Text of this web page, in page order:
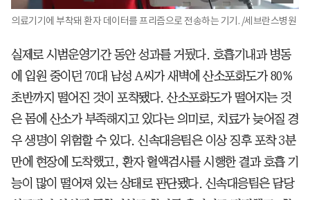
의료기기에 부착돼 환자 데이터를 프리즘으로 전송하는 기기. /세브란스병원
실제로 시범운영기간 동안 성과를 거뒀다. 호흡기내과 병동
에 입원 중이던 70대 남성 A씨가 새벽에 산소포화도가 80%
초반까지 떨어진 것이 포착됐다. 산소포화도가 떨어지는 것
은 몸에 산소가 부족해지고 있다는 의미로, 치료가 늦어질 경
우 생명이 위험할 수 있다. 신속대응팀은 이상 징후 포착 3분
만에 현장에 도착했고, 환자 혈액검사를 시행한 결과 호흡 기
능이 많이 떨어져 있는 상태로 판단됐다. 신속대응팀은 담당